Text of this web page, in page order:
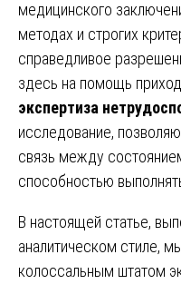
медицинского
методах и строгих
справедливое
здесь на помощь
экспертиза
исследование,
связь между
способностью
В настоящей статье,
аналитическом стиле,
колоссальным штатом